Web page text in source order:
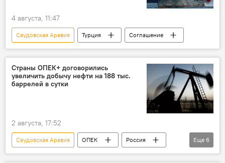
4 августа, 11:47
Саудовская Аравия Турция Соглашение
Страны ОПЕК+ договорились
увеличить добычу нефти на 188 тыс.
баррелей в сутки
2 августа, 17:52
Саудовская Аравия ОПЕК
Россия
Ирак
Кувейт
Казахстан
Еще 6